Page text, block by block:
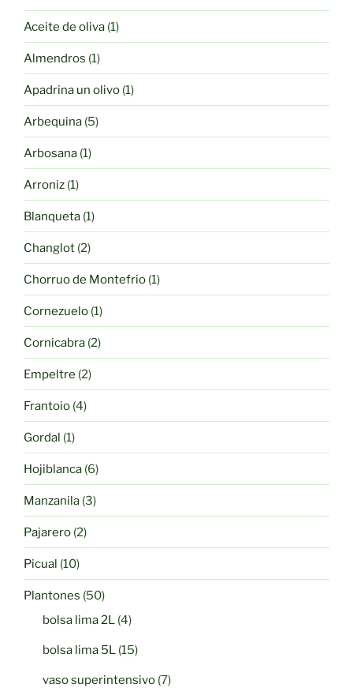
productos
Aceite de oliva 11
producto
Almendros 11
producto
Apadrina un olivo 11
producto
Arbequina 55
productos
Arbosana 11
producto
Arroniz 11
producto
Blanqueta 11
producto
Changlot 22
productos
Chorruo de Montefrio 11
producto
Cornezuelo 11
producto
Cornicabra 22
productos
Empeltre 22
productos
Frantoio 44
productos
Gordal 11
producto
Hojiblanca 66
productos
Manzanila 33
productos
Pajarero 22
productos
Picual 1010
productos
Plantones 5050
productos
bolsa lima 2L 44
bolsa lima 5L 1515
vaso superintensivo 77